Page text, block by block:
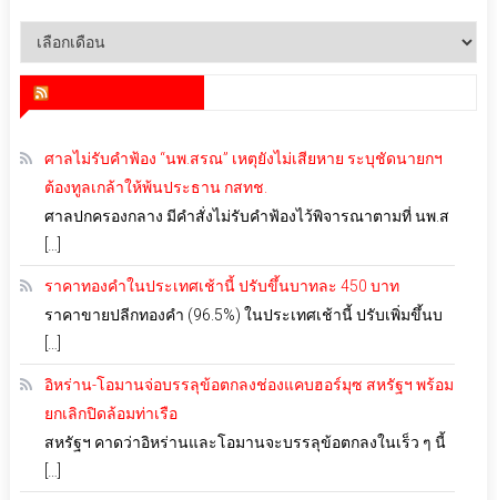
คลัง
ศาลไม่รับคำฟ้อง “นพ.สรณ” เหตุยังไม่เสียหาย ระบุชัดนายกฯ
ต้องทูลเกล้าให้พ้นประธาน กสทช.
ศาลปกครองกลาง มีคำสั่งไม่รับคำฟ้องไว้พิจารณาตามที่ นพ.ส
ราคาทองคำในประเทศเช้านี้ ปรับขึ้นบาทละ 450 บาท
ราคาขายปลีกทองคำ (96.5%) ในประเทศเช้านี้ ปรับเพิ่มขึ้นบ
อิหร่าน-โอมานจ่อบรรลุข้อตกลงช่องแคบฮอร์มุซ สหรัฐฯ พร้อม
ยกเลิกปิดล้อมท่าเรือ
สหรัฐฯ คาดว่าอิหร่านและโอมานจะบรรลุข้อตกลงในเร็ว ๆ นี้